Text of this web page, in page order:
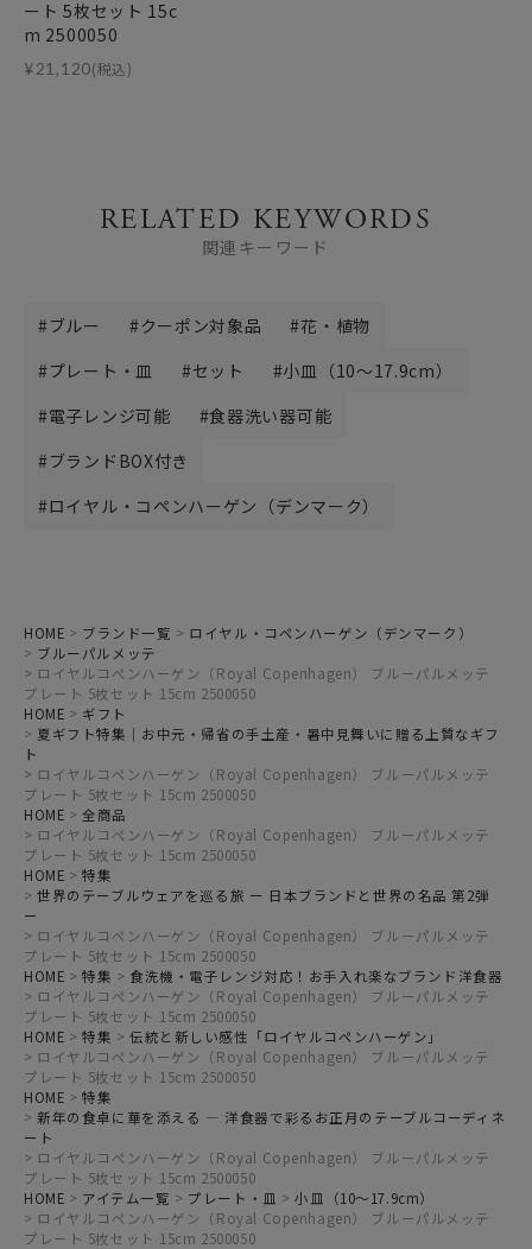
ート 5枚セット 15c
m 2500050
¥21,120(税込)
RELATED KEYWORDS
関連キーワード
ブルー クーポン対象品
花・植物
プレート・皿
セット
小皿（10～17.9cm）
電子レンジ可能
食器洗い器可能
ブランドBOX付き
ロイヤル・コペンハーゲン（デンマーク）
HOME ブランド一覧
ロイヤル・コペンハーゲン（デンマーク）
ブルーパルメッテ
ロイヤルコペンハーゲン（Royal Copenhagen） ブルーパルメッテ
プレート 5枚セット 15cm 2500050
HOME
ギフト
夏ギフト特集｜お中元・帰省の手土産・暑中見舞いに贈る上質なギフ
ト
ロイヤルコペンハーゲン（Royal Copenhagen） ブルーパルメッテ
プレート 5枚セット 15cm 2500050
HOME
全商品
ロイヤルコペンハーゲン（Royal Copenhagen） ブルーパルメッテ
プレート 5枚セット 15cm 2500050
HOME
特集
世界のテーブルウェアを巡る旅 ー 日本ブランドと世界の名品 第2弾
ー
ロイヤルコペンハーゲン（Royal Copenhagen） ブルーパルメッテ
プレート 5枚セット 15cm 2500050
HOME
特集
食洗機・電子レンジ対応！お手入れ楽なブランド洋食器
ロイヤルコペンハーゲン（Royal Copenhagen） ブルーパルメッテ
プレート 5枚セット 15cm 2500050
HOME
特集
伝統と新しい感性「ロイヤルコペンハーゲン」
ロイヤルコペンハーゲン（Royal Copenhagen） ブルーパルメッテ
プレート 5枚セット 15cm 2500050
HOME
特集
新年の食卓に華を添える ― 洋食器で彩るお正月のテーブルコーディネ
ート
ロイヤルコペンハーゲン（Royal Copenhagen） ブルーパルメッテ
プレート 5枚セット 15cm 2500050
HOME
アイテム一覧 プレート・皿
小皿（10～17.9cm）
ロイヤルコペンハーゲン（Royal Copenhagen） ブルーパルメッテ
プレート 5枚セット 15cm 2500050